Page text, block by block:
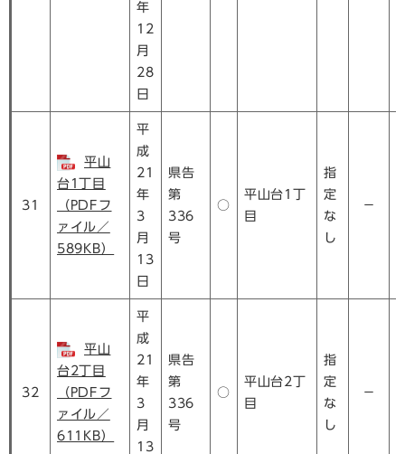
年
12
月
28
日
31
平山
台1丁目
（PDFフ
ァイル／
589KB）
平
成
21
年
3
月
13
日
県告
第
336
号
○
平山台1丁
目
指
定
な
し
－
32
平山
台2丁目
（PDFフ
ァイル／
611KB）
平
成
21
年
3
月
13
県告
第
336
号
○
平山台2丁
目
指
定
な
し
－